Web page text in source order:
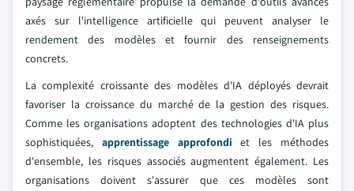
axés sur l'intelligence artificielle qui peuvent analyser le
rendement des modèles et fournir des renseignements
concrets.
La complexité croissante des modèles d'IA déployés devrait
favoriser la croissance du marché de la gestion des risques.
Comme les organisations adoptent des technologies d'IA plus
sophistiquées, apprentissage approfondi et les méthodes
d'ensemble, les risques associés augmentent également. Les
organisations doivent s'assurer que ces modèles sont